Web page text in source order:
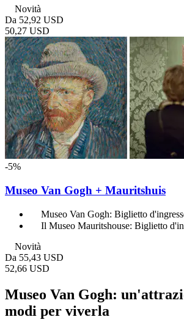
Novità
Da 52,92 USD
50,27 USD
-5%
Museo Van Gogh + Mauritshuis
Museo Van Gogh: Biglietto
Il Museo Mauritshouse: Biglietto
Novità
Da 55,43 USD
52,66 USD
Museo Van Gogh:
modi per viverla